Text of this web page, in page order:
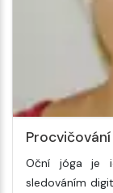
Oční jóga je
sledováním